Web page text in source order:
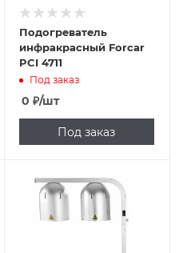
Подогреватель
инфракрасный Forcar
PCI 4711
Под заказ
0 ₽/шт
Под заказ